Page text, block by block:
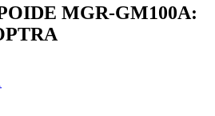
MGR-GM100A: